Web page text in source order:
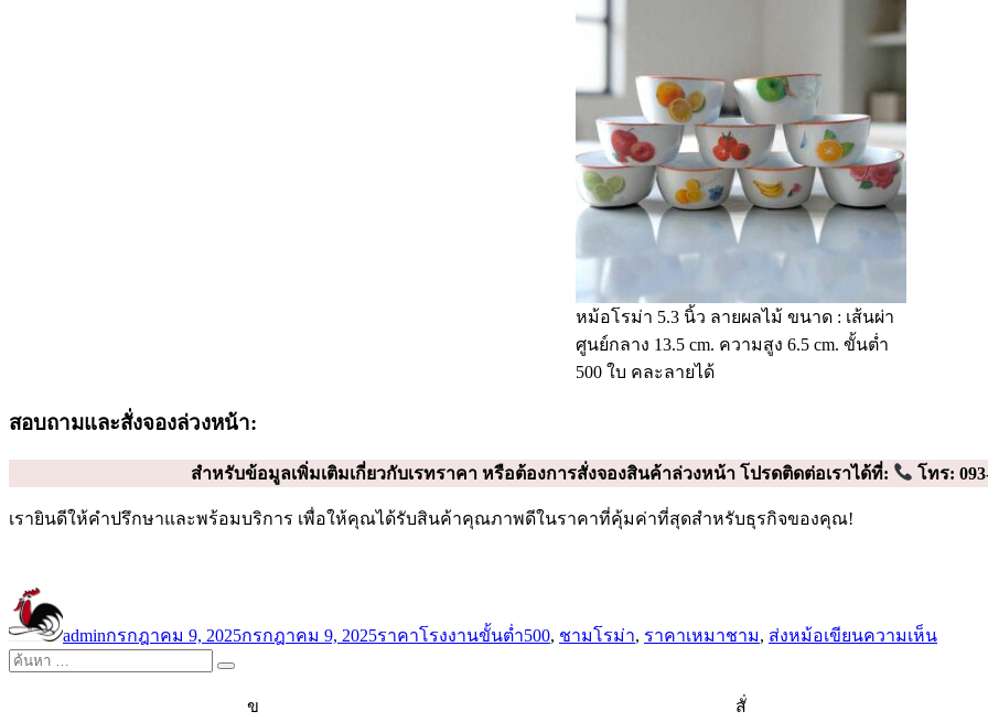
หม้อโรม่า 5.3 นิ้ว ลายผลไม้ ขนาด : เส้นผ่า
ศูนย์กลาง 13.5 cm. ความสูง 6.5 cm. ขั้นต่ำ
500 ใบ คละลายได้
สอบถามและสั่งจองล่วงหน้า:
สำหรับข้อมูลเพิ่มเติมเกี่ยวกับเรทราคา หรือต้องการสั่งจองสินค้าล่วงหน้า โปรดติดต่อเราได้ที่: โทร:
เรายินดีให้คำปรึกษาและพร้อมบริการ เพื่อให้คุณได้รับสินค้าคุณภาพดีในราคาที่คุ้มค่าที่สุดสำหรับธุรกิจของคุณ!
เขียน
adminเมื่อ
กรกฎาคม 9, 2025กรกฎาคม 9, 2025หมู่
ราคาโรงงานกำกับ
ขั้นต่ำ500, ชามโรม่า, ราคาเหมาชาม, ส่งหม้อเขียนความเห็น
ค้นหา:
ข
สั่